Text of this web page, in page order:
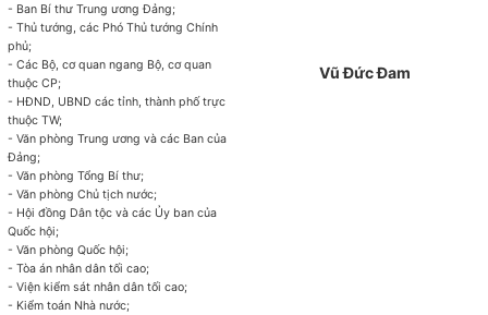
- Ban Bí thư Trung ương Đảng;
- Thủ tướng, các Phó Thủ tướng Chính
phủ;
- Các Bộ, cơ quan ngang Bộ, cơ quan
thuộc CP;
- HĐND, UBND các tỉnh, thành phố trực
thuộc TW;
- Văn phòng Trung ương và các Ban của
Đảng;
- Văn phòng Tổng Bí thư;
- Văn phòng Chủ tịch nước;
- Hội đồng Dân tộc và các Ủy ban của
Quốc hội;
- Văn phòng Quốc hội;
- Tòa án nhân dân tối cao;
- Viện kiểm sát nhân dân tối cao;
- Kiểm toán Nhà nước;
Vũ Đức Đam